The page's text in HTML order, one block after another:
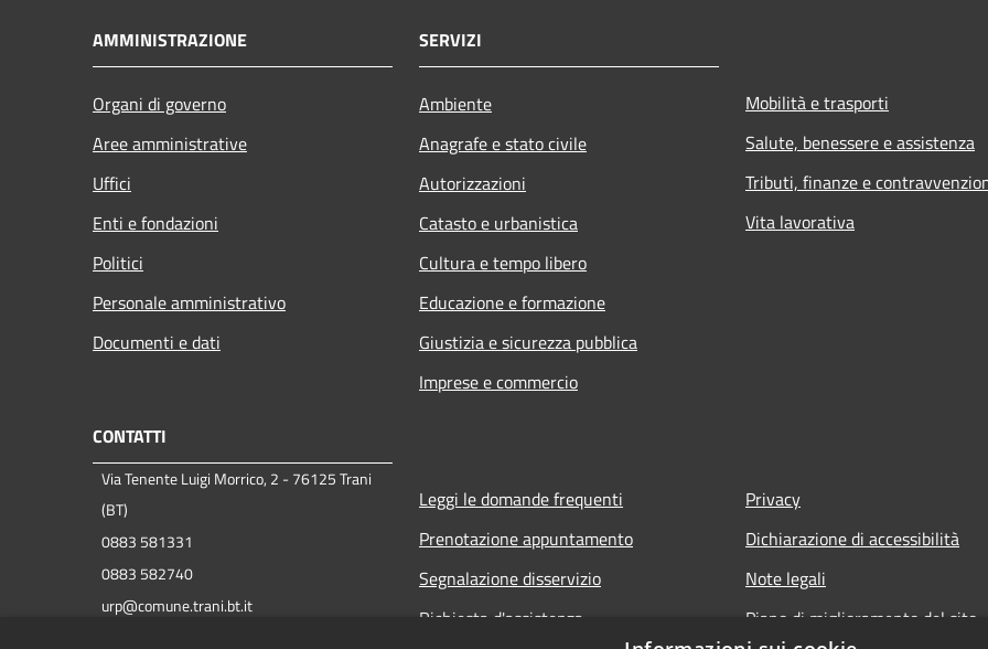
AMMINISTRAZIONE
Organi di governo
Aree amministrative
Uffici
Enti e fondazioni
Politici
Personale amministrativo
Documenti e dati
SERVIZI
Ambiente
Anagrafe e stato civile
Autorizzazioni
Catasto e urbanistica
Cultura e tempo libero
Educazione e formazione
Giustizia e sicurezza pubblica
Imprese e commercio
Mobilità e trasporti
Salute, benessere e assistenza
Tributi, finanze e
Vita lavorativa
CONTATTI
Via Tenente Luigi Morrico, 2 - 76125 Trani
(BT)
0883 581331
0883 582740
urp@comune.trani.bt.it
Leggi le domande frequenti
Prenotazione appuntamento
Segnalazione disservizio
Richiesta d'assistenza
Privacy
Dichiarazione di accessibilità
Note legali
Piano di miglioramento del sito